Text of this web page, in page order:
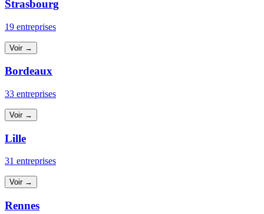
Strasbourg
19 entreprises
Voir →
Bordeaux
33 entreprises
Voir →
Lille
31 entreprises
Voir →
Rennes